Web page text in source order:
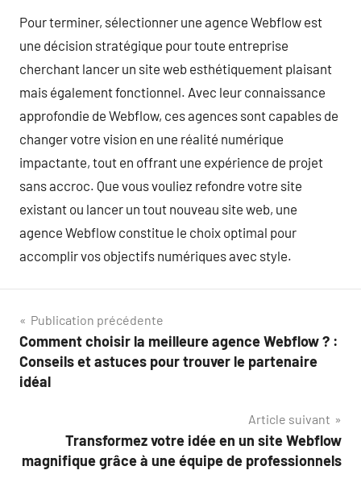
Pour terminer, sélectionner une agence Webflow est
une décision stratégique pour toute entreprise
cherchant lancer un site web esthétiquement plaisant
mais également fonctionnel. Avec leur connaissance
approfondie de Webflow, ces agences sont capables de
changer votre vision en une réalité numérique
impactante, tout en offrant une expérience de projet
sans accroc. Que vous vouliez refondre votre site
existant ou lancer un tout nouveau site web, une
agence Webflow constitue le choix optimal pour
accomplir vos objectifs numériques avec style.
Navigation
de
l’article
Publication précédente
Comment choisir la meilleure agence Webflow ? :
Conseils et astuces pour trouver le partenaire
idéal
Article suivant
Transformez votre idée en un site Webflow
magnifique grâce à une équipe de professionnels